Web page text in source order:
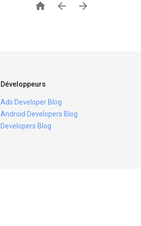
  
Développeurs
Ads Developer Blog
Android Developers Blog
Developers Blog